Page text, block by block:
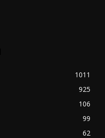
1011
925
106
99
62